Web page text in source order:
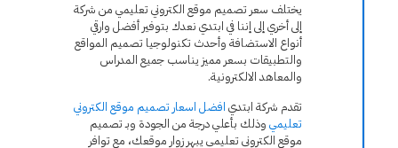
يختلف سعر تصميم موقع الكتروني تعليمي من شركة
إلى أخري إلى إننا في ابتدي نعدك بتوفير أفضل وارقي
أنواع الاستضافة وأحدث تكنولوجيا تصميم المواقع
والتطبيقات بسعر مميز يناسب جميع المدراس
والمعاهد الالكترونية.
تقدم شركة ابتدي افضل اسعار تصميم موقع الكتروني
تعليميوذلك بأعلي درجة من الجودة وبـ تصميم
موقع الكتروني تعليمي يبهر زوار موقعك، مع توافر